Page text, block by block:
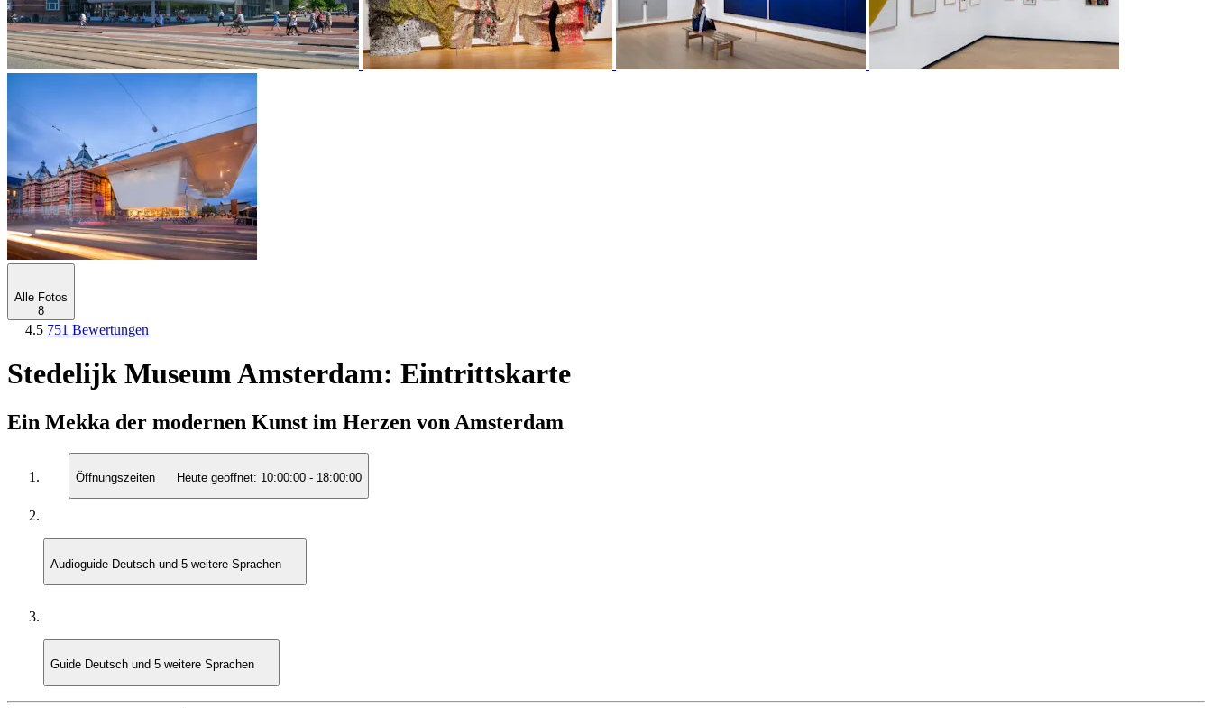
Alle Fotos
8
4.5 751 Bewertungen
Stedelijk Museum Amsterdam: Eintrittskarte
Ein Mekka der modernen Kunst im Herzen von Amsterdam
Öffnungszeiten Heute geöffnet: 10:00:00 - 18:00:00
Audioguide Deutsch und 5 weitere Sprachen
Guide Deutsch und 5 weitere Sprachen